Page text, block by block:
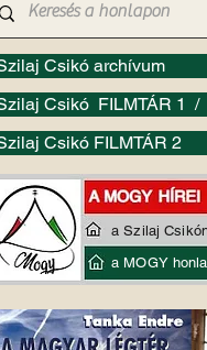
Csikó archívum
Csikó FILMTÁR 1 /
Csikó FILMTÁR 2
a Szilaj
a MOGY